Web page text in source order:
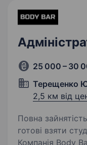
25 000 – 30
Терещенко
2,5 км від
Повна
готові взяти
Компанія Body